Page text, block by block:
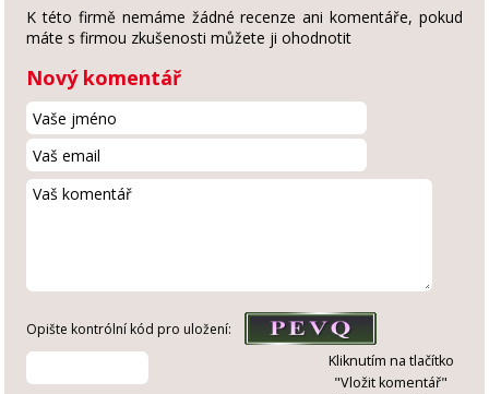
K této firmě nemáme žádné recenze ani komentáře, pokud
máte s firmou zkušenosti můžete ji ohodnotit
Nový komentář
Opište kontrólní kód pro uložení:
Kliknutím na tlačítko
"Vložit komentář"